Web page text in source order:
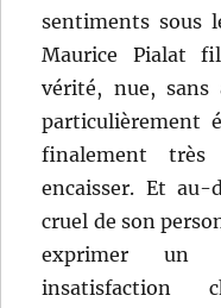
sentiments sous
Maurice Pialat
vérité, nue, sans
particulièrement
finalement
encaisser. Et
cruel de son
exprimer un
insatisfaction